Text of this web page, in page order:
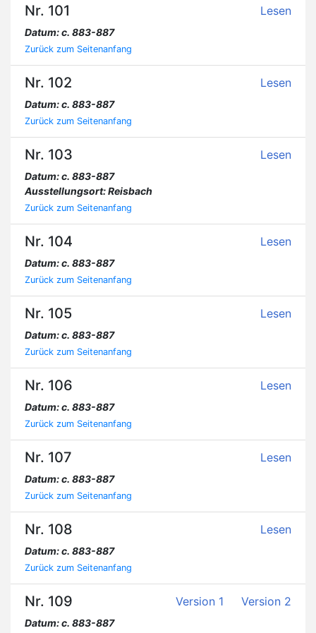
Nr. 101 Lesen
Datum: c. 883-887
Zurück zum Seitenanfang
Nr. 102 Lesen
Datum: c. 883-887
Zurück zum Seitenanfang
Nr. 103 Lesen
Datum: c. 883-887
Ausstellungsort: Reisbach
Zurück zum Seitenanfang
Nr. 104 Lesen
Datum: c. 883-887
Zurück zum Seitenanfang
Nr. 105 Lesen
Datum: c. 883-887
Zurück zum Seitenanfang
Nr. 106 Lesen
Datum: c. 883-887
Zurück zum Seitenanfang
Nr. 107 Lesen
Datum: c. 883-887
Zurück zum Seitenanfang
Nr. 108 Lesen
Datum: c. 883-887
Zurück zum Seitenanfang
Nr. 109 Version 1 Version 2
Datum: c. 883-887